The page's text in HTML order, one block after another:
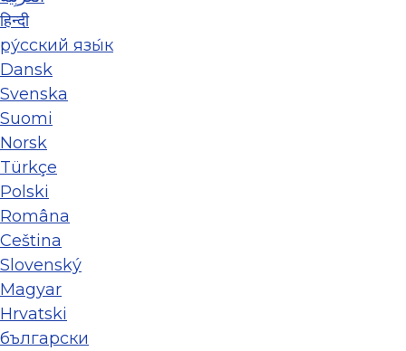
हिन्दी
ру́сский язы́к
Dansk
Svenska
Suomi
Norsk
Türkçe
Polski
Româna
Ceština
Slovenský
Magyar
Hrvatski
български